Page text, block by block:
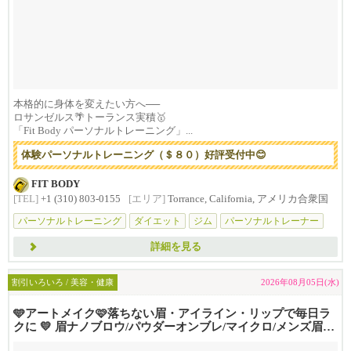
本格的に身体を変えたい方へ──
ロサンゼルス🌴トーランス実積🥇
「Fit Body パーソナルトレーニング」...
体験パーソナルトレーニング（＄８０）好評受付中😊
FIT BODY
[TEL] +1 (310) 803-0155 [エリア] Torrance, California, アメリカ合衆国
パーソナルトレーニング
ダイエット ジム パーソナルトレーナー
詳細を見る
割引いろいろ / 美容・健康 2026年08月05日(水)
🩵アートメイク🩷落ちない眉・アイライン・リップで毎日ラ
クに 💛 眉ナノブロウ/パウダーオンブレ/マイクロ/メンズ眉💚